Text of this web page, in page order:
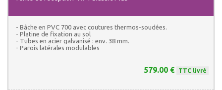
- Bâche en PVC 700 avec coutures thermos-soudées.
- Platine de fixation au sol
- Tubes en acier galvanisé : env. 38 mm.
- Parois latérales modulables
579.00 € TTC livré